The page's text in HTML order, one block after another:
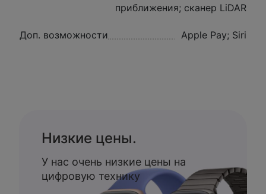
приближения; сканер LiDAR
Доп. возможности Apple Pay; Siri
Низкие цены.
У нас очень низкие цены на
цифровую технику